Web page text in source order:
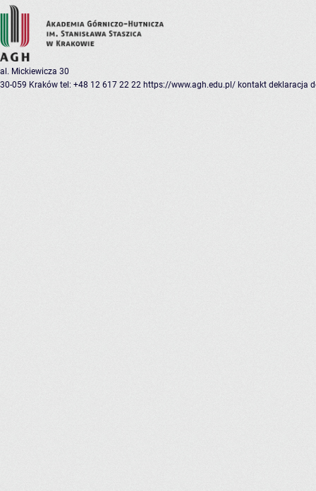
al. Mickiewicza 30
30-059 Kraków tel: +48 12 617 22 22 https://www.agh.edu.pl/ kontakt deklaracja